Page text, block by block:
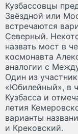
Кузбассовцы
Звёздной или
встречаются
Северный.
назвать мост в
космонавта
аналогии с
Один из
«Юбилейный», в
Кузбасса и
летия
варианты
и Крековский.